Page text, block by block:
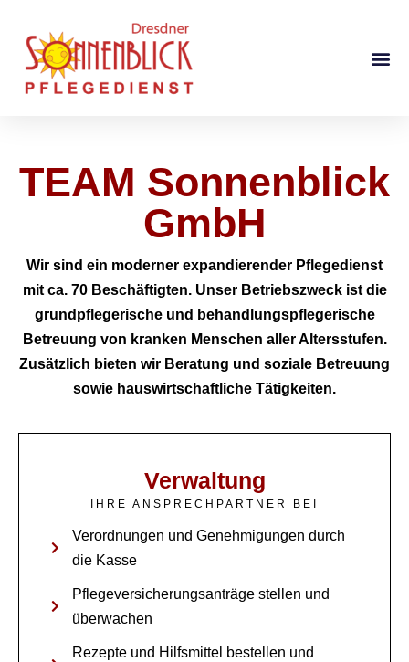
TEAM Sonnenblick
GmbH
Wir sind ein moderner expandierender Pflegedienst
mit ca. 70 Beschäftigten. Unser Betriebszweck ist die
grundpflegerische und behandlungspflegerische
Betreuung von kranken Menschen aller Altersstufen.
Zusätzlich bieten wir Beratung und soziale Betreuung
sowie hauswirtschaftliche Tätigkeiten.
Verwaltung
IHRE ANSPRECHPARTNER BEI
Verordnungen und Genehmigungen durch
die Kasse
Pflegeversicherungsanträge stellen und
überwachen
Rezepte und Hilfsmittel bestellen und